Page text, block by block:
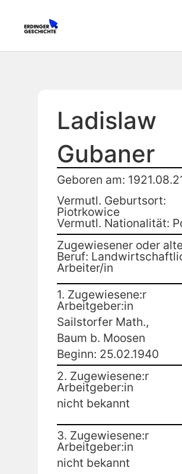
Ladislaw
Gubaner
Geboren am:
Vermutl. Geburtsort:
Piotrkowice
Vermutl. Nationalität:
Zugewiesener oder
Beruf:
Arbeiter/in
1. Zugewiesene:r
Arbeitgeber:in
Sailstorfer Math.,
Baum b. Moosen
Beginn: 25.02.1940
2. Zugewiesene:r
Arbeitgeber:in
nicht bekannt
3. Zugewiesene:r
Arbeitgeber:in
nicht bekannt